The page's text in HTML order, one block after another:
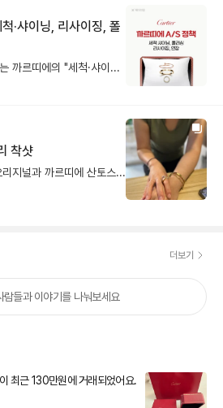
·샤이닝, 리사이징, 폴
중고 거래 시 꼭 확인하게 되는 까르띠에의 "세척·샤이닝, 리사이징, 폴리싱 서비스" 를 한눈에 정리했어요. 📌 AS 접수 (주얼리, 워치 공통) ✔︎ 보증서나 인보이스 없이 제품만으로 가능 ✔︎ 구매 지점 상관없이 가능 (면세점 제외) _______________________________________________________ 1. 세척 & 샤이닝 ✔︎ 시리얼 번호 확인 절차 없음 ✔︎ 비용 무료 ✔︎ 소요 시간 약 30분 ✨ 세척(클리닝) 서비스 - 방법: 전문 장비(초음파 기계 등)와 전용 세정액을 이용한 초음파 세척 또는 수작업 클리닝 - 효과: 주얼리를 일상적으로 착용하면서 쌓이는 먼지, 유분, 땀, 메이크업 잔여물 등을 제거해 원래의 깨끗한 상태를 되찾아 줌 💎 샤이닝 서비스 - 방법: 특수 약품을 이용해 금속 표면을 미세하게 연마하여 흠집을 완화하고 반짝임을 복원 - 효과: 금속 표면에 생긴 생활 스크래치, 잔기스 등을 줄이고, 처음 구매했을 때처럼 광택을 되살려 줌 ⚠️ 단, 화이트골드(로듐 코팅), 풀 파베 다이아몬드 링은 샤이닝 서비스 불가 2. 리사이징 (사이즈 조정 & 길이 연장) ✔︎ 구입 후 최초 1회, 무상으로 제공 ✔︎ 수선 접수시 시리얼 번호를 확인 절차가 있음 [반지] 1사이즈 UP & DOWN 가능 예외적으로, - 러브링은 2사이즈까지 DOWN - 다이아 세팅 러브링은 리사이징 불가 - 트리니티 링 구버전은 1사이즈 DOWN만 가능 - 클래쉬 드 링은 리사이징 불가 [목걸이] 체인 형태 목걸이 경우, 연장/줄임 가능 - 연장은 최대 4cm, 줄임은 cm 상관없이 가능 - 무상 연장 시 4cm 초과하는 경우 1cm당 약 4~5만원 비용 발생 👉 구입 매장, 국가, 구매년도 상관없이 최초 1회 적용 (1다이아, 풀파베 세팅 등 제품마다 리사이징 기준이 달라 까르띠에 매장에서 상담을 통해 안내 받는 것을 추천 드려요) 3. 폴리싱 ✔︎ 기본 공임비 약 35만원 ✔︎ 소요 기간 최소 2주 ⚠️ 링이 얇거나 마모가 심한 경우 폴리싱 불가 💬 많은 분들이 궁금해하시는 부분이 AS 맡길 때 보증서가 꼭 필요하지 않을까인데요, - 제품에 각인되어있는 [시리얼 넘버]로 조회하고, 실제로 구매했던 사람인지 확인하는 절차는 없음 - 수령 시 접수증과 신분증이 필요(대리인 수령의 경우, 공인이 직접 서명한 위임장이 필요) 중고 거래 전, 까르띠에 제품을 더 빛나게 관리할 수 있는 AS 정책을 꼭 체크해보세요!
착샷
까르띠에 러브 브레이슬릿 오리지널과 까르띠에 산토스 체인으로 레이어드하신 멋쟁이 선생님! 선생님은 볼드한 주얼리들을 좋아하신다고 하셨는데 저는 이렇게 러브 오리지널이 어울리는 분을 많이 보지 못했어요! 저는 러브 오리지널하면 수갑찬 것 같은 느낌이 나거든요 ㅎㅎ 운영하고 계신 식물 가득한 필라테스 공간과 선생님의 주얼리 연출이 너무 멋스러워서 사진으로 남겼던 모먼트!
더보기
람들과 이야기를 나눠보세요
최근 130만원에 거래되었어요.